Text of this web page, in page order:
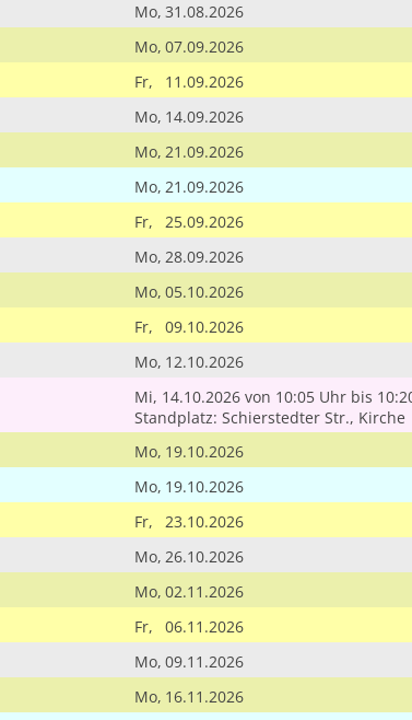
Mo, 31.08.2026
Mo, 07.09.2026
Fr,
11.09.2026
Mo, 14.09.2026
Mo, 21.09.2026
Mo, 21.09.2026
Fr,
25.09.2026
Mo, 28.09.2026
Mo, 05.10.2026
Fr,
09.10.2026
Mo, 12.10.2026
Mi, 14.10.2026 von 10:05 Uhr bis
Standplatz: Schierstedter Str., Kirche
Mo, 19.10.2026
Mo, 19.10.2026
Fr,
23.10.2026
Mo, 26.10.2026
Mo, 02.11.2026
Fr,
06.11.2026
Mo, 09.11.2026
Mo, 16.11.2026